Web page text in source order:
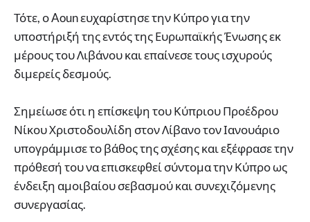
Τότε, ο Aoun ευχαρίστησε την Κύπρο για την
υποστήριξή της εντός της Ευρωπαϊκής Ένωσης εκ
μέρους του Λιβάνου και επαίνεσε τους ισχυρούς
διμερείς δεσμούς.
Σημείωσε ότι η επίσκεψη του Κύπριου Προέδρου
Νίκου Χριστοδουλίδη στον Λίβανο τον Ιανουάριο
υπογράμμισε το βάθος της σχέσης και εξέφρασε την
πρόθεσή του να επισκεφθεί σύντομα την Κύπρο ως
ένδειξη αμοιβαίου σεβασμού και συνεχιζόμενης
συνεργασίας.